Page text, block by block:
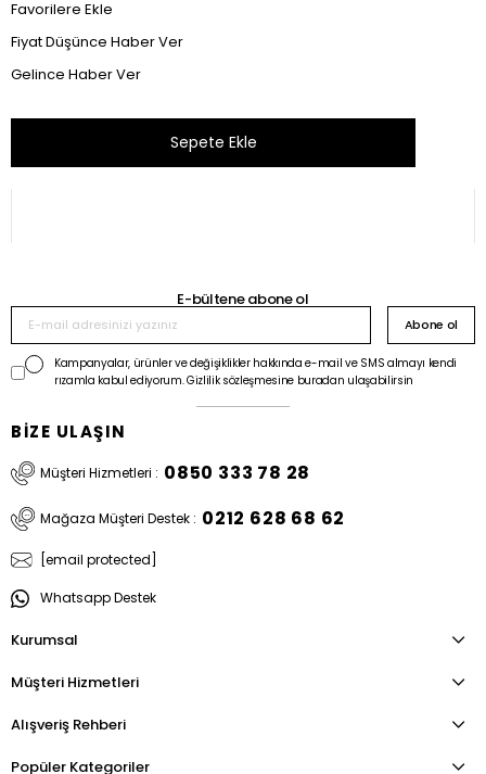
Favorilere Ekle
Fiyat Düşünce Haber Ver
Gelince Haber Ver
E-bültene abone ol
Abone ol
Kampanyalar, ürünler ve değişiklikler hakkında e-mail ve SMS almayı kendi
rızamla kabul ediyorum. Gizlilik sözleşmesine buradan ulaşabilirsin
BİZE ULAŞIN
Müşteri Hizmetleri : 0850 333 78 28
Mağaza Müşteri Destek : 0212 628 68 62
[email protected]
Whatsapp Destek
Kurumsal
Müşteri Hizmetleri
Alışveriş Rehberi
Popüler Kategoriler